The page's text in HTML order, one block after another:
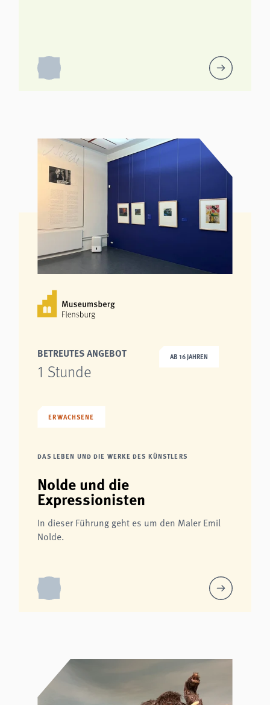
BETREUTES ANGEBOT
1 Stunde
AB 16 JAHREN
ERWACHSENE
DAS LEBEN UND DIE WERKE DES KÜNSTLERS
Nolde und die
Expressionisten
In dieser Führung geht es um den Maler Emil
Nolde.